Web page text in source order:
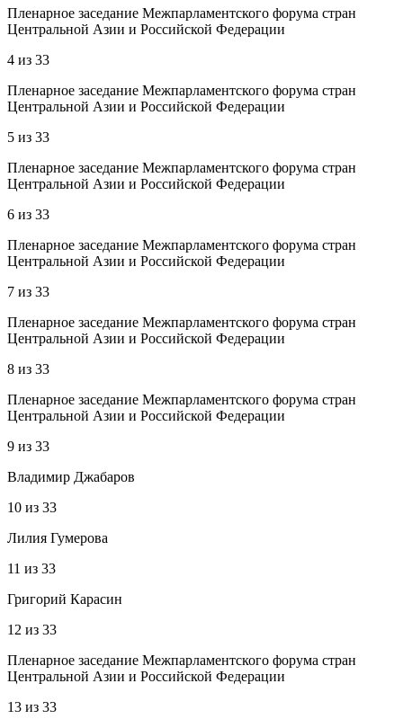
Пленарное заседание Межпарламентского форума стран
Центральной Азии и Российской Федерации
4 из 33
Пленарное заседание Межпарламентского форума стран
Центральной Азии и Российской Федерации
5 из 33
Пленарное заседание Межпарламентского форума стран
Центральной Азии и Российской Федерации
6 из 33
Пленарное заседание Межпарламентского форума стран
Центральной Азии и Российской Федерации
7 из 33
Пленарное заседание Межпарламентского форума стран
Центральной Азии и Российской Федерации
8 из 33
Пленарное заседание Межпарламентского форума стран
Центральной Азии и Российской Федерации
9 из 33
Владимир Джабаров
10 из 33
Лилия Гумерова
11 из 33
Григорий Карасин
12 из 33
Пленарное заседание Межпарламентского форума стран
Центральной Азии и Российской Федерации
13 из 33